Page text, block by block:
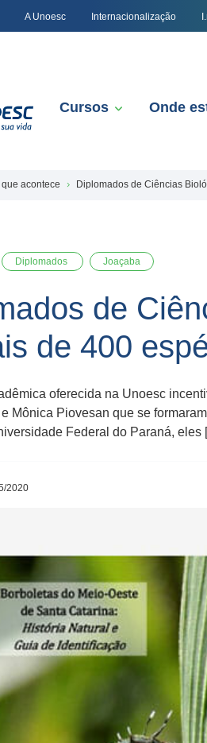
A Unoesc Internacionalização
Cursos Onde
que acontece Diplomados de Ciências
Diplomados Joaçaba
de
de 400
oferecida na Unoesc
Mônica Piovesan que se
Federal do Paraná, eles
2020